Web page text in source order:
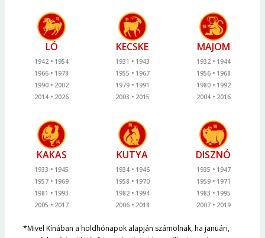
LÓ
1942
1954
1966
1978
1990
2002
2014
2026
KECSKE
1931
1943
1955
1967
1979
1991
2003
2015
MAJOM
1932
1944
1956
1968
1980
1992
2004
2016
KAKAS
1933
1945
1957
1969
1981
1993
2005
2017
KUTYA
1934
1946
1958
1970
1982
1994
2006
2018
DISZNÓ
1935
1947
1959
1971
1983
1995
2007
2019
*Mivel Kínában a holdhónapok alapján számolnak, ha januári,